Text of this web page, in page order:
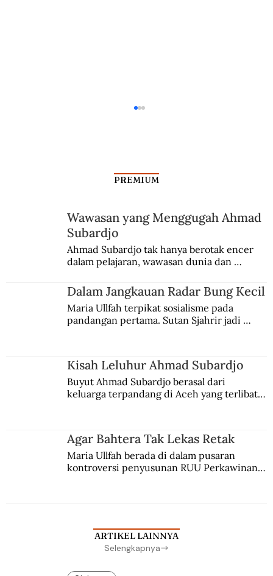
Hidup di Kawasan Rawan Banjir
PREMIUM
Wawasan yang Menggugah Ahmad
Subardjo
Ahmad Subardjo tak hanya berotak encer
dalam pelajaran, wawasan dunia dan
Jules Verne, Multatuli, hingga Sun Yat-sen.
Dalam Jangkauan Radar Bung Kecil
Maria Ullfah terpikat sosialisme pada
pandangan pertama. Sutan Sjahrir jadi
Kisah Leluhur Ahmad Subardjo
Buyut Ahmad Subardjo berasal dari
keluarga terpandang di Aceh yang terlibat
Agar Bahtera Tak Lekas Retak
Maria Ullfah berada di dalam pusaran
kontroversi penyusunan RUU Perkawinan.
ARTIKEL LAINNYA
Selengkapnya